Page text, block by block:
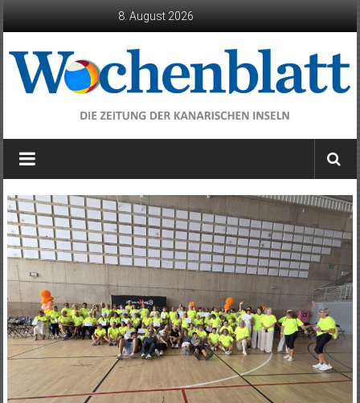
8. August 2026
Wochenblatt
die
der
Kanarischen
Inseln